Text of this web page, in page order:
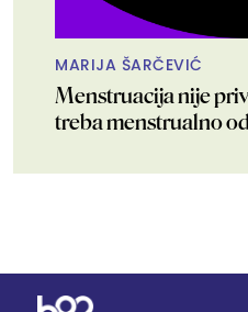
MARIJA ŠARČEVIĆ
Menstruacija nije
treba menstrualno